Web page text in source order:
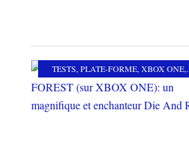
TESTS, PLATE-FORME, XBOX ONE,